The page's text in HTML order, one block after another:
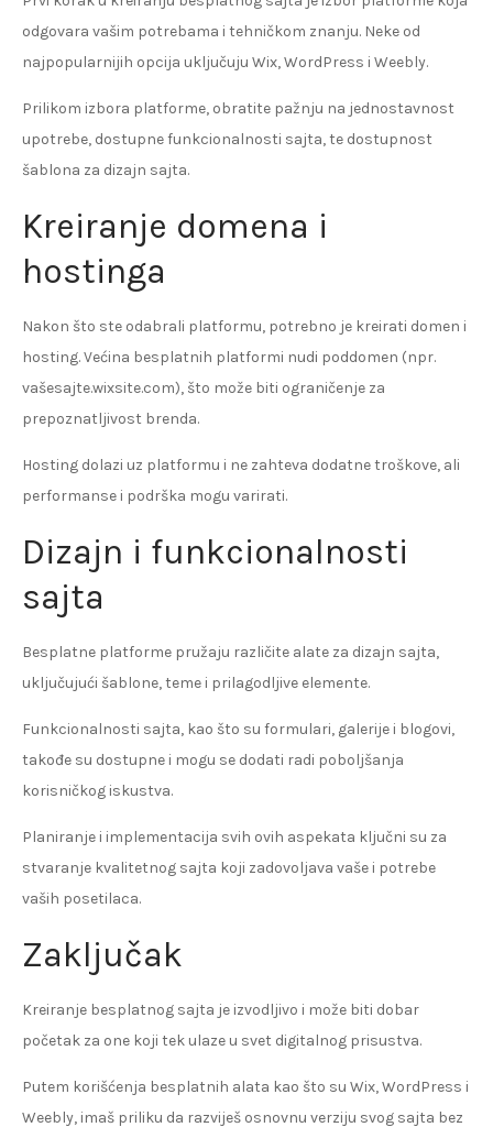
odgovara vašim potrebama i tehničkom znanju. Neke od
najpopularnijih opcija uključuju Wix, WordPress i Weebly.
Prilikom izbora platforme, obratite pažnju na jednostavnost
upotrebe, dostupne funkcionalnosti sajta, te dostupnost
šablona za dizajn sajta.
Kreiranje domena i
hostinga
Nakon što ste odabrali platformu, potrebno je kreirati domen i
hosting. Većina besplatnih platformi nudi poddomen (npr.
vašesajte.wixsite.com), što može biti ograničenje za
prepoznatljivost brenda.
Hosting dolazi uz platformu i ne zahteva dodatne troškove, ali
performanse i podrška mogu varirati.
Dizajn i funkcionalnosti
sajta
Besplatne platforme pružaju različite alate za dizajn sajta,
uključujući šablone, teme i prilagodljive elemente.
Funkcionalnosti sajta, kao što su formulari, galerije i blogovi,
takođe su dostupne i mogu se dodati radi poboljšanja
korisničkog iskustva.
Planiranje i implementacija svih ovih aspekata ključni su za
stvaranje kvalitetnog sajta koji zadovoljava vaše i potrebe
vaših posetilaca.
Zaključak
Kreiranje besplatnog sajta je izvodljivo i može biti dobar
početak za one koji tek ulaze u svet digitalnog prisustva.
Putem korišćenja besplatnih alata kao što su Wix, WordPress i
Weebly, imaš priliku da razviješ osnovnu verziju svog sajta bez